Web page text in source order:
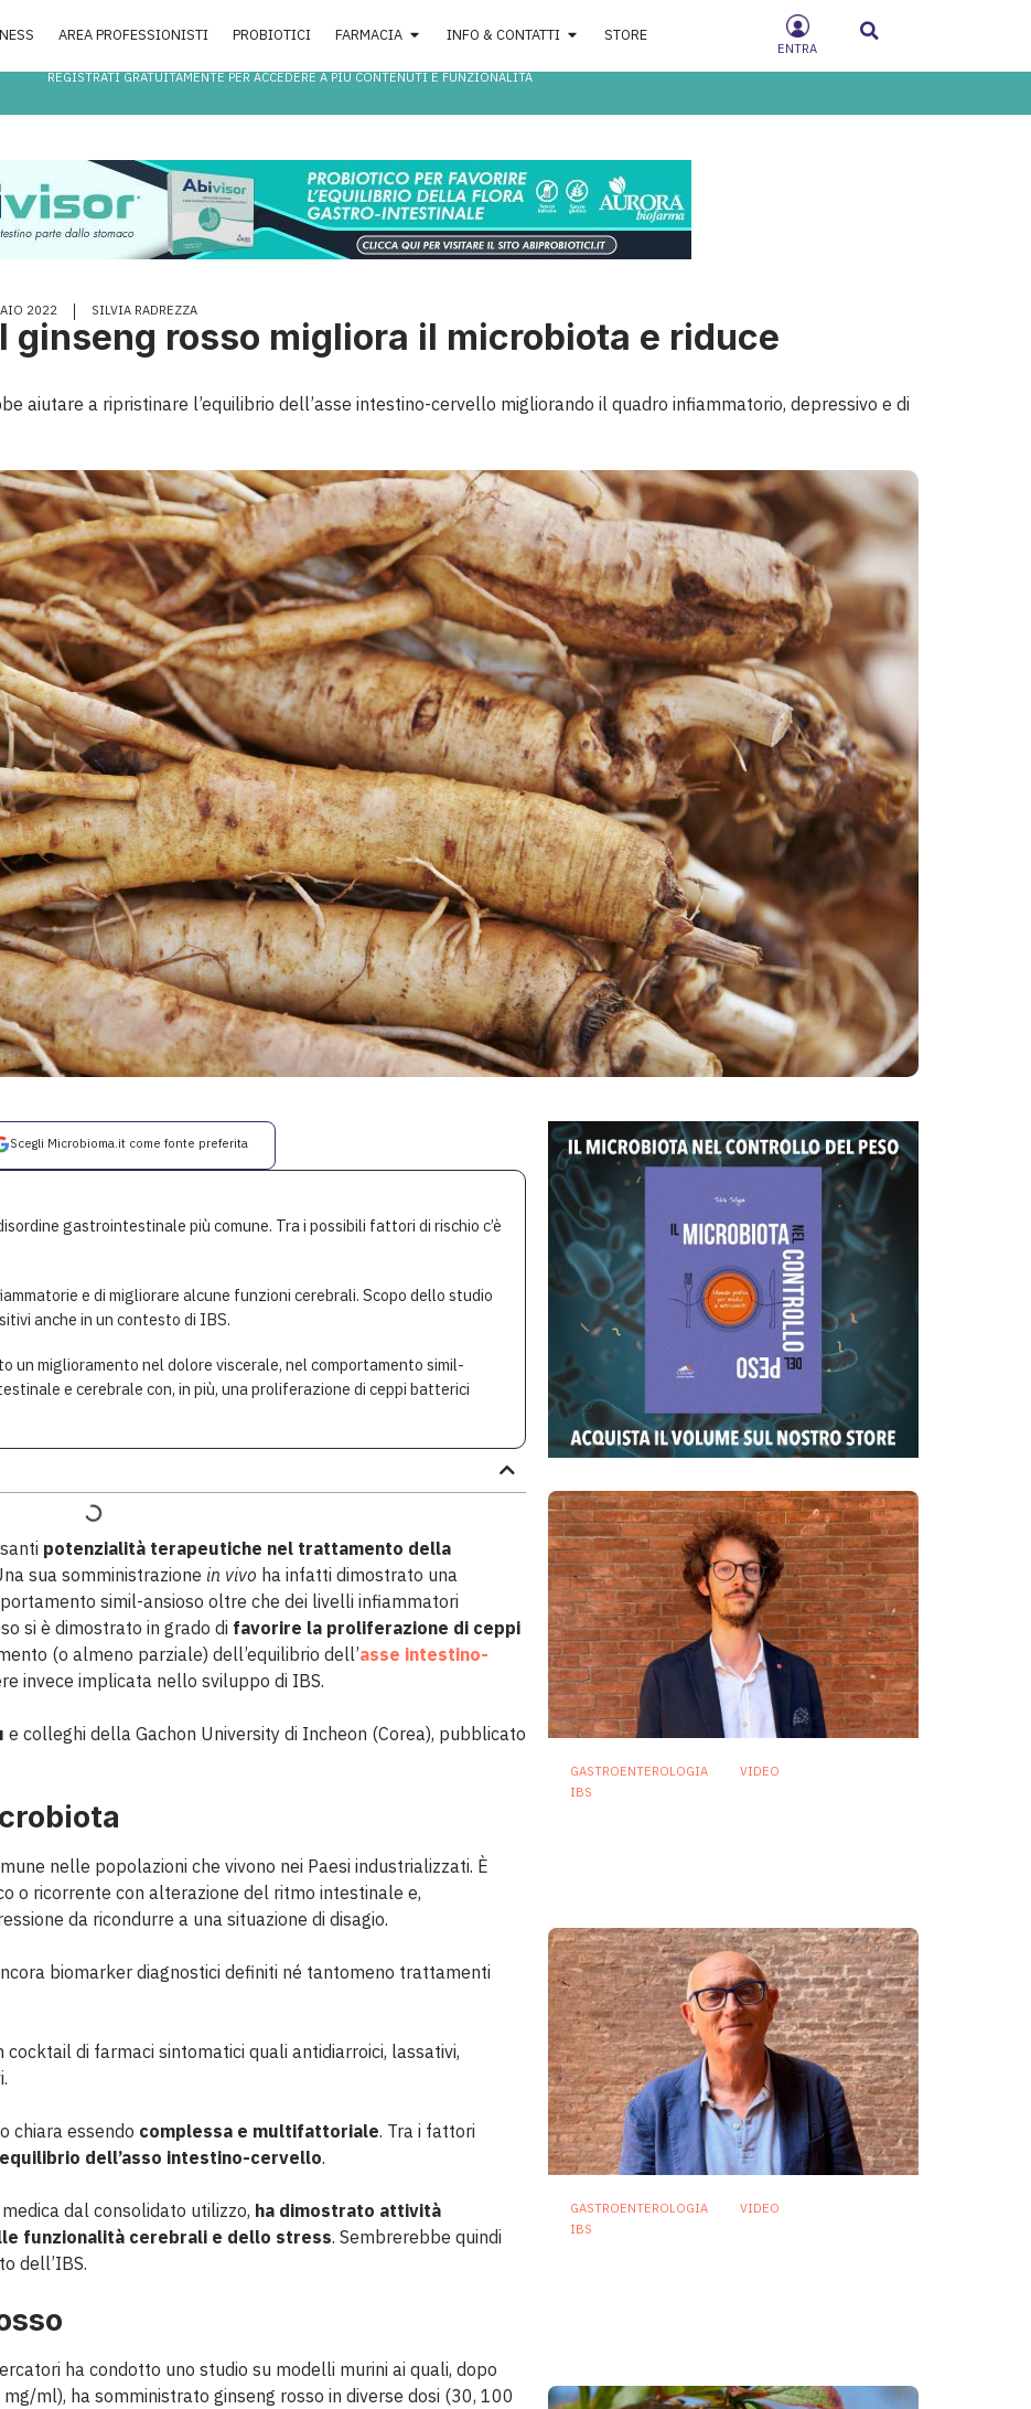
AREA PROFESSIONISTI PROBIOTICI FARMACIA INFO & CONTATTI STORE
ENTRA
REGISTRATI GRATUITAMENTE PER ACCEDERE A PIÙ CONTENUTI E FUNZIONALITÀ
2022 SILVIA RADREZZA
rosso migliora il microbiota e riduce
aiutare a ripristinare l’equilibrio dell’asse intestino-cervello migliorando il quadro infiammatorio, depressivo e di
Scegli Microbioma.it come fonte preferita
gastrointestinale più comune. Tra i possibili fattori di rischio c’è
e di migliorare alcune funzioni cerebrali. Scopo dello studio
anche in un contesto di IBS.
miglioramento nel dolore viscerale, nel comportamento simil-
e cerebrale con, in più, una proliferazione di ceppi batterici
potenzialità terapeutiche nel trattamento della
sua somministrazione in vivo ha infatti dimostrato una
simil-ansioso oltre che dei livelli infiammatori
si è dimostrato in grado di favorire la proliferazione di ceppi
(o almeno parziale) dell’equilibrio dell’asse intestino-
invece implicata nello sviluppo di IBS.
e colleghi della Gachon University di Incheon (Corea), pubblicato
nelle popolazioni che vivono nei Paesi industrializzati. È
o ricorrente con alterazione del ritmo intestinale e,
da ricondurre a una situazione di disagio.
biomarker diagnostici definiti né tantomeno trattamenti
di farmaci sintomatici quali antidiarroici, lassativi,
chiara essendo complessa e multifattoriale. Tra i fattori
dell’asso intestino-cervello.
dal consolidato utilizzo, ha dimostrato attività
funzionalità cerebrali e dello stress. Sembrerebbe quindi
dell’IBS.
ha condotto uno studio su modelli murini ai quali, dopo
ml), ha somministrato ginseng rosso in diverse dosi (30, 100
GASTROENTEROLOGIA
VIDEO
IBS
GASTROENTEROLOGIA
VIDEO
IBS